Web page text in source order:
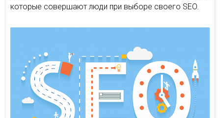
которые совершают люди при выборе своего SEO.